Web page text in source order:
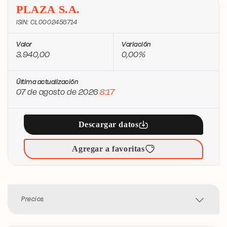
PLAZA S.A.
ISIN: CL0002456714
Valor
3.940,00
Variación
0,00%
Última actualización
07 de agosto de 20268:17
Descargar datos
Agregar a favoritas
Precios